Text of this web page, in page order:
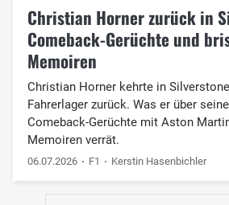
Christian Horner zurück in
Comeback-Gerüchte und
Memoiren
Christian Horner kehrte in
Fahrerlager zurück. Was er über
Comeback-Gerüchte mit Aston
Memoiren verrät.
06.07.2026 F1 Kerstin Hasenbichler